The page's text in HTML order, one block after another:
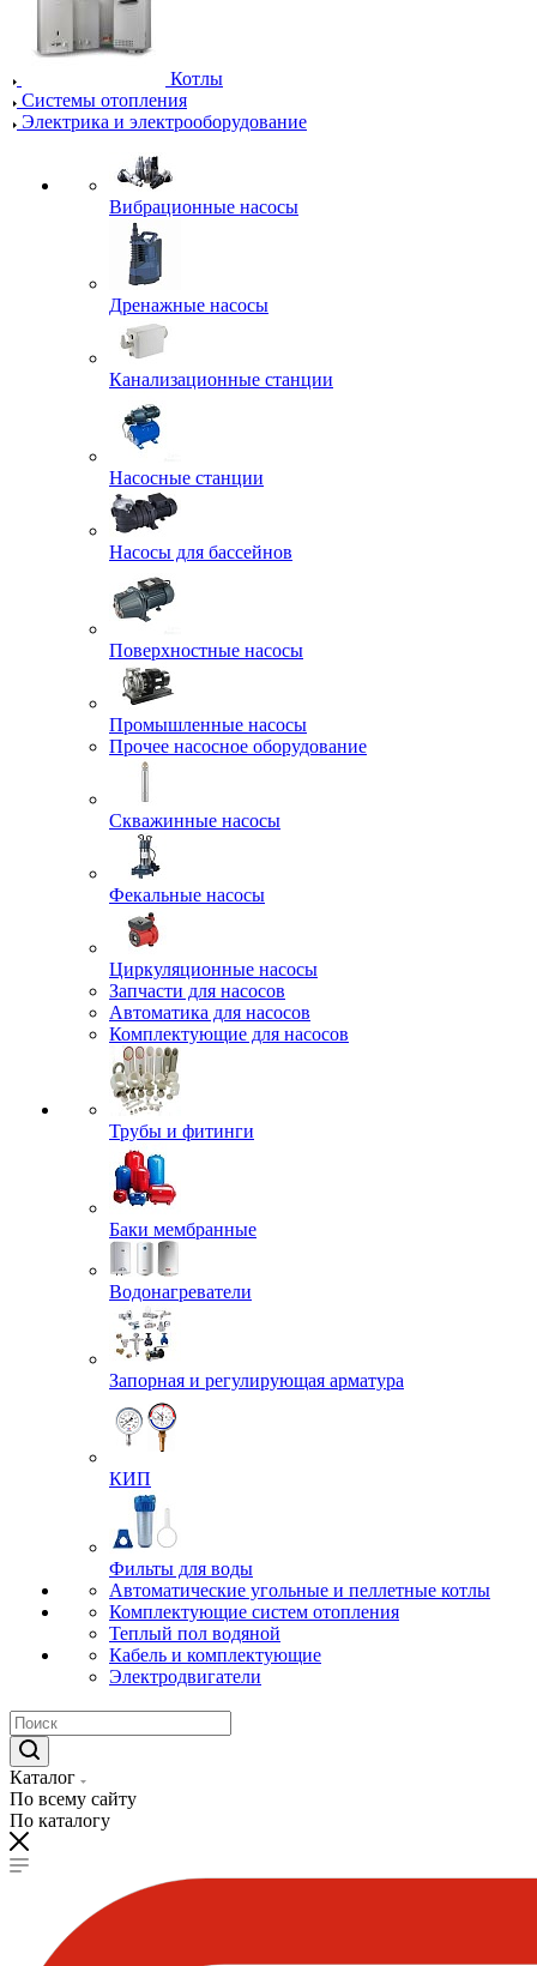
Котлы
Системы отопления
Электрика и электрооборудование
Вибрационные насосы
Дренажные насосы
Канализационные станции
Насосные станции
Насосы для бассейнов
Поверхностные насосы
Промышленные насосы
Прочее насосное оборудование
Скважинные насосы
Фекальные насосы
Циркуляционные насосы
Запчасти для насосов
Автоматика для насосов
Комплектующие для насосов
Трубы и фитинги
Баки мембранные
Водонагреватели
Запорная и регулирующая арматура
КИП
Фильты для воды
Автоматические угольные и пеллетные котлы
Комплектующие систем отопления
Теплый пол водяной
Кабель и комплектующие
Электродвигатели
Каталог
По всему сайту
По каталогу